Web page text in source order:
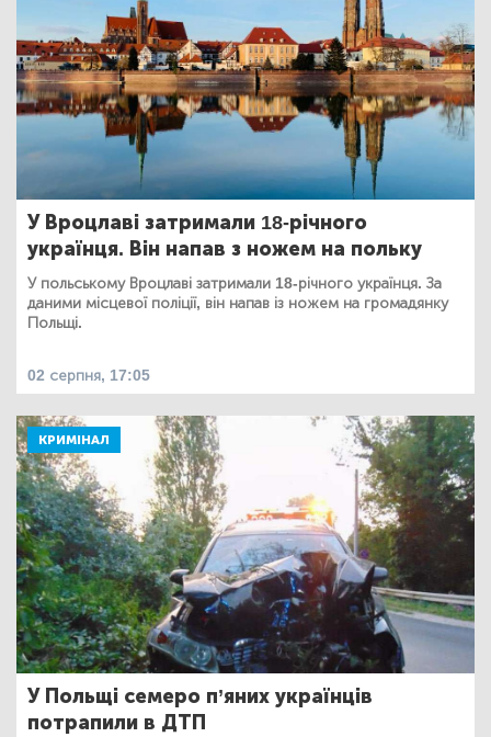
У Вроцлаві затримали 18-річного
українця. Він напав з ножем на польку
У польському Вроцлаві затримали 18-річного українця. За
даними місцевої поліції, він напав із ножем на громадянку
Польщі.
02 серпня, 17:05
КРИМІНАЛ
У Польщі семеро п’яних українців
потрапили в ДТП